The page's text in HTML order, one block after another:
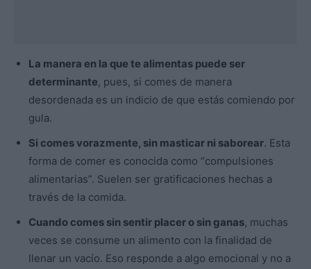
La manera en la que te alimentas puede ser
determinante, pues, si comes de manera
desordenada es un indicio de que estás comiendo por
gula.
Si comes vorazmente, sin masticar ni saborear. Esta
forma de comer es conocida como “compulsiones
alimentarias”. Suelen ser gratificaciones hechas a
través de la comida.
Cuando comes sin sentir placer o sin ganas, muchas
veces se consume un alimento con la finalidad de
llenar un vacío. Eso responde a algo emocional y no a